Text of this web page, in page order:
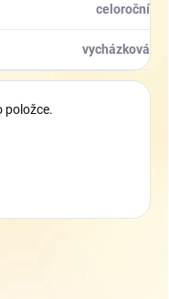
celoroční
vycházková
položce.